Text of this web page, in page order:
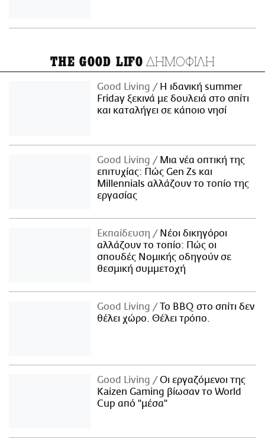
THE GOOD LIFO ΔΗΜΟΦΙΛΗ
Good Living
Η ιδανική summer
Friday ξεκινά με δουλειά στο σπίτι
και καταλήγει σε κάποιο νησί
Good Living
Μια νέα οπτική της
επιτυχίας: Πώς Gen Zs και
Millennials αλλάζουν το τοπίο της
εργασίας
Εκπαίδευση
Νέοι δικηγόροι
αλλάζουν το τοπίο: Πώς οι
σπουδές Νομικής οδηγούν σε
θεσμική συμμετοχή
Good Living
Το BBQ στο σπίτι δεν
θέλει χώρο. Θέλει τρόπο.
Good Living
Οι εργαζόμενοι της
Kaizen Gaming βίωσαν το World
Cup από "μέσα"